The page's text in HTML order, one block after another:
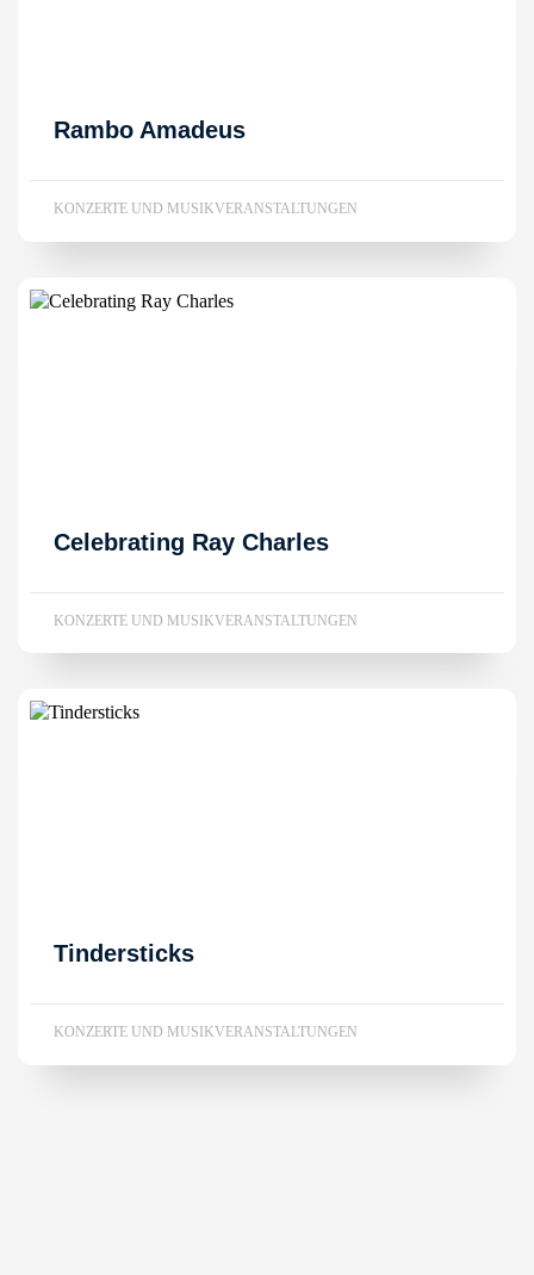
Rambo Amadeus
KONZERTE UND MUSIKVERANSTALTUNGEN
Celebrating Ray Charles
KONZERTE UND MUSIKVERANSTALTUNGEN
Tindersticks
KONZERTE UND MUSIKVERANSTALTUNGEN